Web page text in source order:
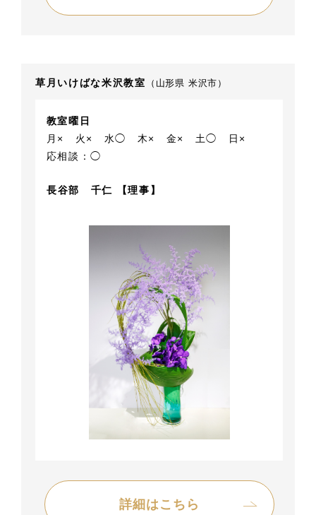
草月いけばな米沢教室 （山形県 米沢市）
教室曜日
月×
火× 水◯ 木× 金× 土◯
日×
応相談：◯
長谷部 千仁 【理事】
詳細はこちら